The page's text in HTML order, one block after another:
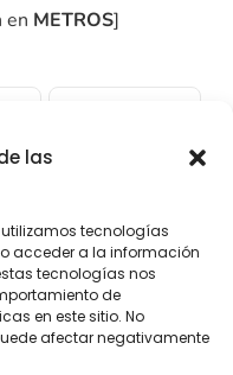
las
utilizamos tecnologías
acceder a la información
tecnologías nos
de
en este sitio. No
afectar negativamente
en METROS]
adicional